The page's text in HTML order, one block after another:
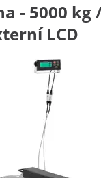
- 5000 kg
LCD